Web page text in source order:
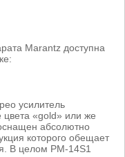
Marantz доступна
усилитель
цвета «gold» или же
абсолютно
которого обещает
В целом PM-14S1